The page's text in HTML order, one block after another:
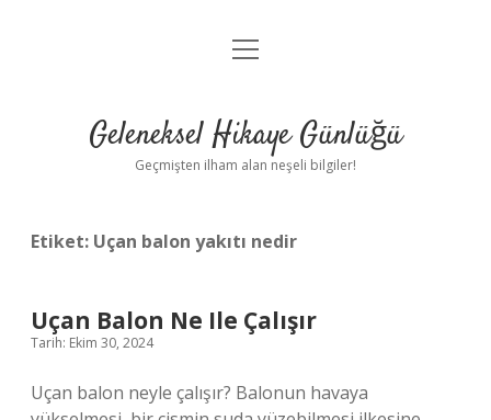
Anasayfa
Yasal Uyarı
menüyü
Geleneksel Hikaye Günlüğü
Geçmişten ilham alan neşeli bilgiler!
Etiket: Uçan balon yakıtı nedir
Uçan Balon Ne Ile Çalışır
Tarih: Ekim 30, 2024
Uçan balon neyle çalışır? Balonun havaya